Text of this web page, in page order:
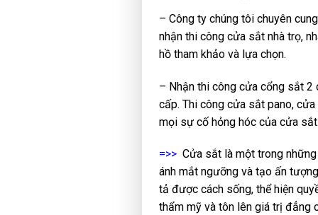
– Công ty chúng tôi chuyên
nhận thi công cửa sắt nhà trọ,
hồ tham khảo và lựa chọn.
– Nhận thi công cửa cổng sắt 2
cấp. Thi công cửa sắt pano,
mọi sự cố hỏng hóc của cửa sắt.
=>>Cửa sắt là một trong những
ánh mắt ngưỡng và tạo ấn
tả được cách sống, thể hiện
thẩm mỹ và tôn lên giá trị đẳng